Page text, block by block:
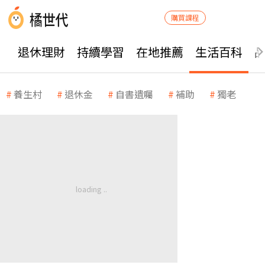
購買課程
退休理財 持續學習 在地推薦 生活百科
養生村 退休金 自書遺囑 補助 獨老